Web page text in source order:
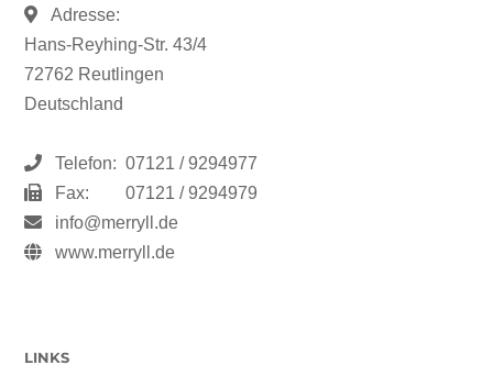
Adresse:
Hans-Reyhing-Str. 43/4
72762 Reutlingen
Deutschland
Telefon: 07121 / 9294977
Fax:
07121 / 9294979
info@merryll.de
www.merryll.de
LINKS